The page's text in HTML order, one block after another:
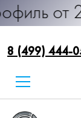
руб.
8 (499) 444-